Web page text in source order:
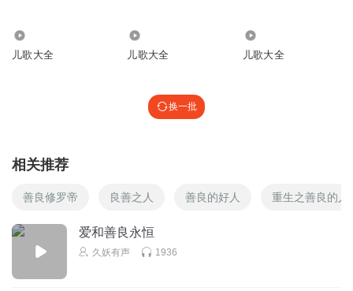
儿歌大全 儿歌大全 儿歌大全
换一批
相关推荐
善良修罗帝 良善之人 善良的好人 重生之善良的人
爱和善良永恒
久妖有声 1936